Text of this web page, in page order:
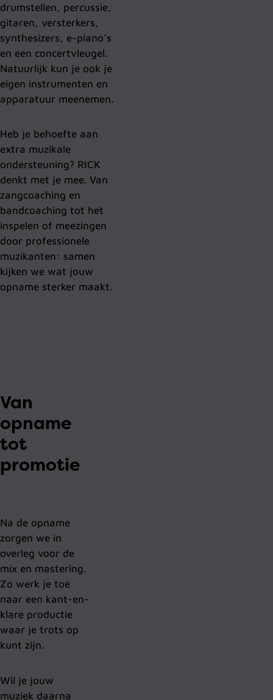
drumstellen, percussie,
gitaren, versterkers,
synthesizers, e-piano’s
en een concertvleugel.
Natuurlijk kun je ook je
eigen instrumenten en
apparatuur meenemen.
Heb je behoefte aan
extra muzikale
ondersteuning? RICK
denkt met je mee. Van
zangcoaching en
bandcoaching tot het
inspelen of meezingen
door professionele
muzikanten: samen
kijken we wat jouw
opname sterker maakt.
Van
opname
tot
promotie
Na de opname
zorgen we in
overleg voor de
mix en mastering.
Zo werk je toe
naar een kant-en-
klare productie
waar je trots op
kunt zijn.
Wil je jouw
muziek daarna